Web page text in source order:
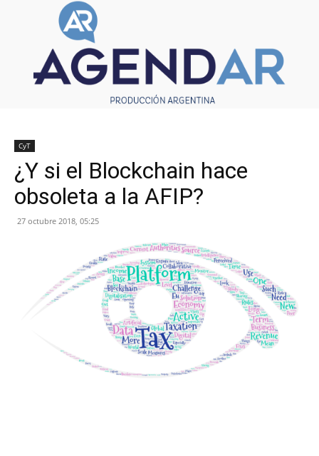
CyT
¿Y si el Blockchain hace
obsoleta a la AFIP?
27 octubre 2018, 05:25